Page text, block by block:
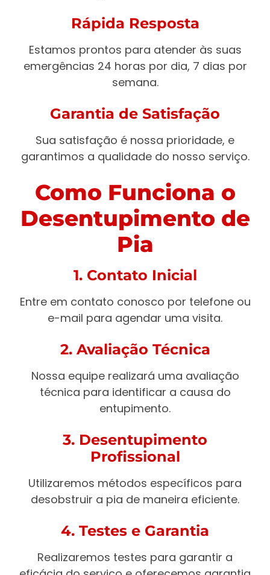
Rápida Resposta
Estamos prontos para atender às suas
emergências 24 horas por dia, 7 dias por
semana.
Garantia de Satisfação
Sua satisfação é nossa prioridade, e
garantimos a qualidade do nosso serviço.
Como Funciona o
Desentupimento de
Pia
1. Contato Inicial
Entre em contato conosco por telefone ou
e-mail para agendar uma visita.
2. Avaliação Técnica
Nossa equipe realizará uma avaliação
técnica para identificar a causa do
entupimento.
3. Desentupimento
Profissional
Utilizaremos métodos específicos para
desobstruir a pia de maneira eficiente.
4. Testes e Garantia
Realizaremos testes para garantir a